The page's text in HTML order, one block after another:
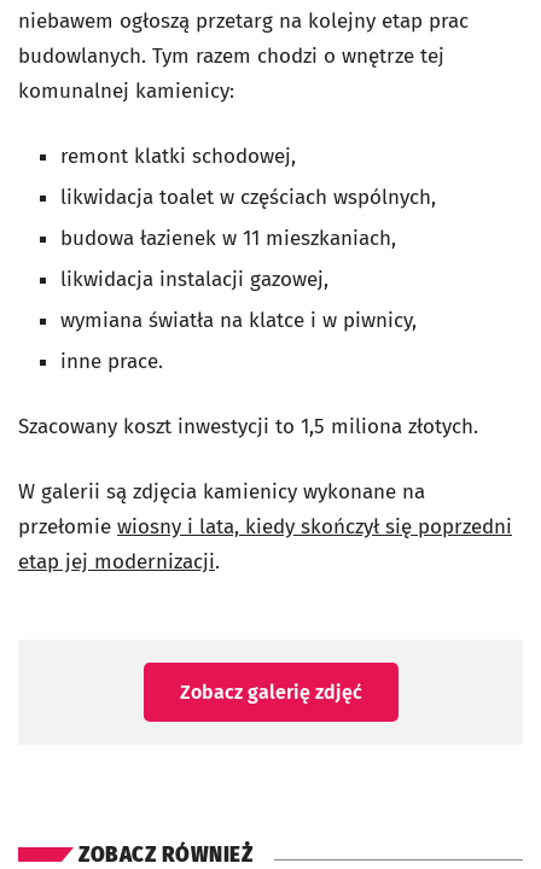
niebawem ogłoszą przetarg na kolejny etap prac
budowlanych. Tym razem chodzi o wnętrze tej
komunalnej kamienicy:
remont klatki schodowej,
likwidacja toalet w częściach wspólnych,
budowa łazienek w 11 mieszkaniach,
likwidacja instalacji gazowej,
wymiana światła na klatce i w piwnicy,
inne prace.
Szacowany koszt inwestycji to 1,5 miliona złotych.
W galerii są zdjęcia kamienicy wykonane na
przełomie wiosny i lata, kiedy skończył się poprzedni
etap jej modernizacji.
Zobacz galerię zdjęć
ZOBACZ RÓWNIEŻ